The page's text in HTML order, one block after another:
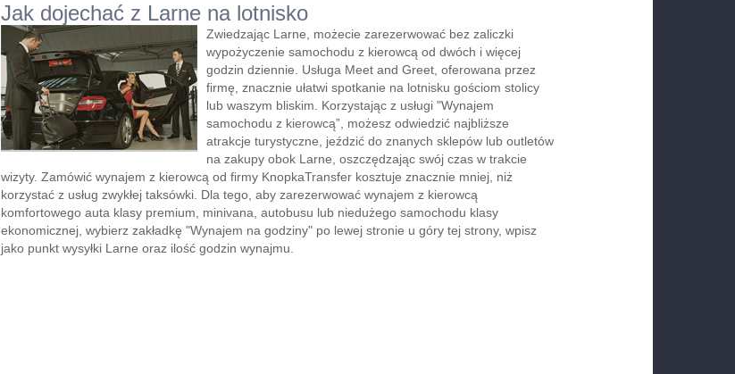
Jak dojechać z Larne na lotnisko
Zwiedzając Larne, możecie zarezerwować bez zaliczki
wypożyczenie samochodu z kierowcą od dwóch i więcej
godzin dziennie. Usługa Meet and Greet, oferowana przez
firmę, znacznie ułatwi spotkanie na lotnisku gościom stolicy
lub waszym bliskim. Korzystając z usługi "Wynajem
samochodu z kierowcą”, możesz odwiedzić najbliższe
atrakcje turystyczne, jeździć do znanych sklepów lub outletów
na zakupy obok Larne, oszczędzając swój czas w trakcie
wizyty. Zamówić wynajem z kierowcą od firmy KnopkaTransfer kosztuje znacznie mniej, niż
korzystać z usług zwykłej taksówki. Dla tego, aby zarezerwować wynajem z kierowcą
komfortowego auta klasy premium, minivana, autobusu lub niedużego samochodu klasy
ekonomicznej, wybierz zakładkę "Wynajem na godziny" po lewej stronie u góry tej strony, wpisz
jako punkt wysyłki Larne oraz ilość godzin wynajmu.